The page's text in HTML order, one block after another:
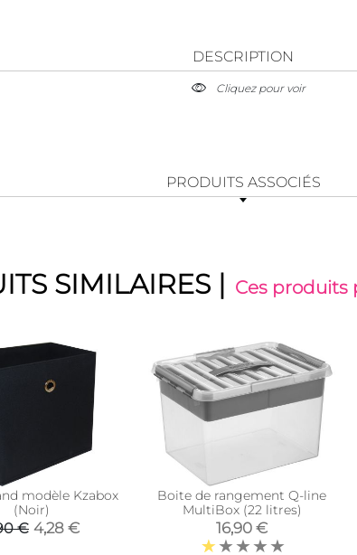
DESCRIPTION
Cliquez pour voir
PRODUITS ASSOCIÉS
SIMILAIRES | Ces produits
modèle Kzabox
(Noir)
€ 4,28 €
Boite de rangement Q-line
MultiBox (22 litres)
16,90 €